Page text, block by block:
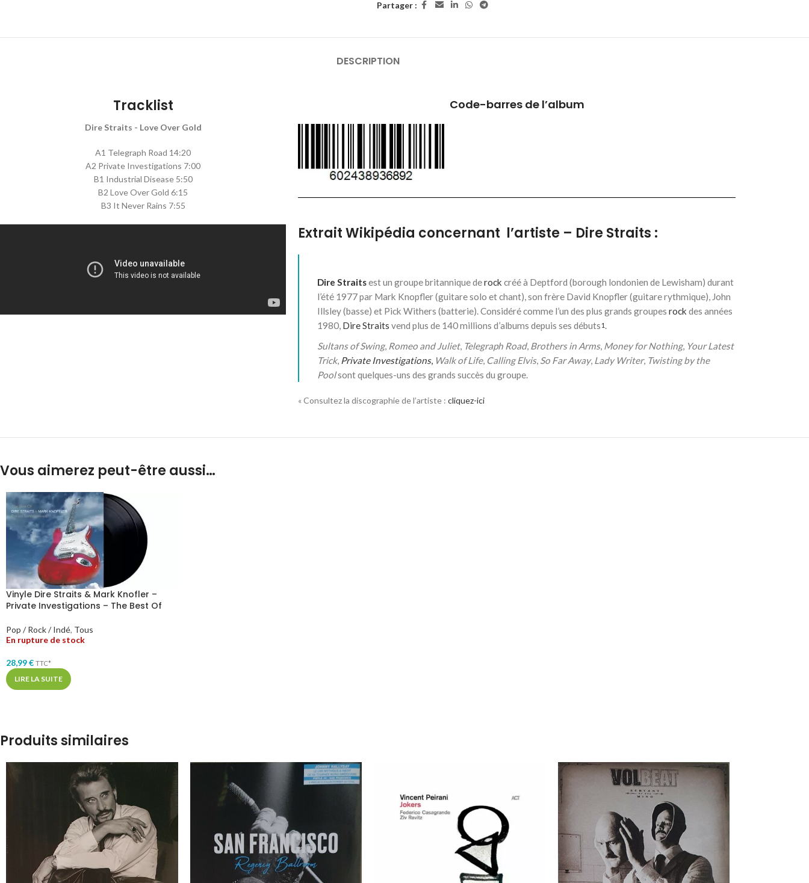
Partager :
DESCRIPTION
Tracklist
Dire Straits - Love Over Gold
A1 Telegraph Road 14:20
A2 Private Investigations 7:00
B1 Industrial Disease 5:50
B2 Love Over Gold 6:15
B3 It Never Rains 7:55
Code-barres de l’album
Extrait Wikipédia concernant l’artiste – Dire Straits :
Dire Straitsest un groupe britannique derock créé à Deptford (borough londonien de Lewisham) durant
l’été 1977 par Mark Knopfler (guitare solo et chant), son frère David Knopfler (guitare rythmique), John
Illsley (basse) et Pick Withers (batterie). Considéré comme l’un des plus grands groupesrock des années
1980, Dire Straits vend plus de 140 millions d’albums depuis ses débuts1 .
Sultans of Swing, Romeo and Juliet, Telegraph Road, Brothers in Arms, Money for Nothing, Your Latest
Trick, Private Investigations, Walk of Life, Calling Elvis, So Far Away, Lady Writer, Twisting by the
Poolsont quelques-uns des grands succès du groupe.
« Consultez la discographie de l’artiste :cliquez-ici
Vous aimerez peut-être aussi…
Vinyle Dire Straits & Mark Knofler –
Private Investigations – The Best Of
Pop / Rock / Indé, Tous
En rupture de stock
28,99€ TTC*
LIRE LA SUITE
Produits similaires